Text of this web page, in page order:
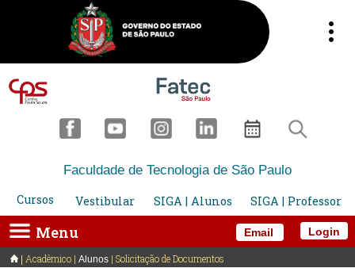
Email
Faculdade de Tecnologia de São Paulo
Cursos
Vestibular SIGA | Alunos SIGA | Professor
Menu Login
Acadêmico | Alunos | Solicitação de Documentos